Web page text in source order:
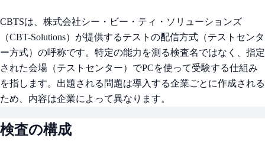
CBTSは、株式会社シー・ビー・ティ・ソリューションズ
（CBT-Solutions）が提供するテストの配信方式（テストセンタ
ー方式）の呼称です。特定の能力を測る検査名ではなく、指定
された会場（テストセンター）でPCを使って受験する仕組み
を指します。出題される問題は導入する企業ごとに作成される
ため、内容は企業によって異なります。
検査の構成